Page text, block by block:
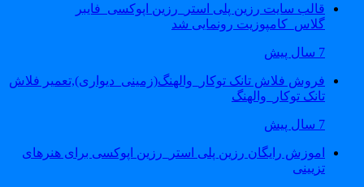
قالب سایت رزین پلی استر_رزین اپوکسی_فایبر
گلاس_کامپوزیت رونمایی شد
فروش فلاش تانک توکار_والهنگ(زمینی_دیواری),تعمیر فلاش
تانک توکار_والهنگ
اموزش رایگان رزین پلی استر_رزین اپوکسی برای هنرهای
تزیینی